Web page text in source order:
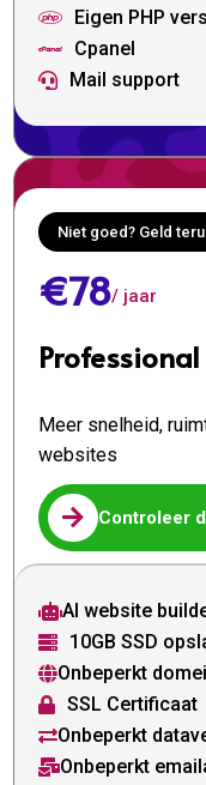
 Eigen PHP
 Cpanel
 Mail support
Niet goed? Geld
€78/ jaar
Meer snelheid,
websites
 Controleer
AI website
 10GB SSD
Onbeperkt
 SSL Certificaat
Onbeperkt
Onbeperkt